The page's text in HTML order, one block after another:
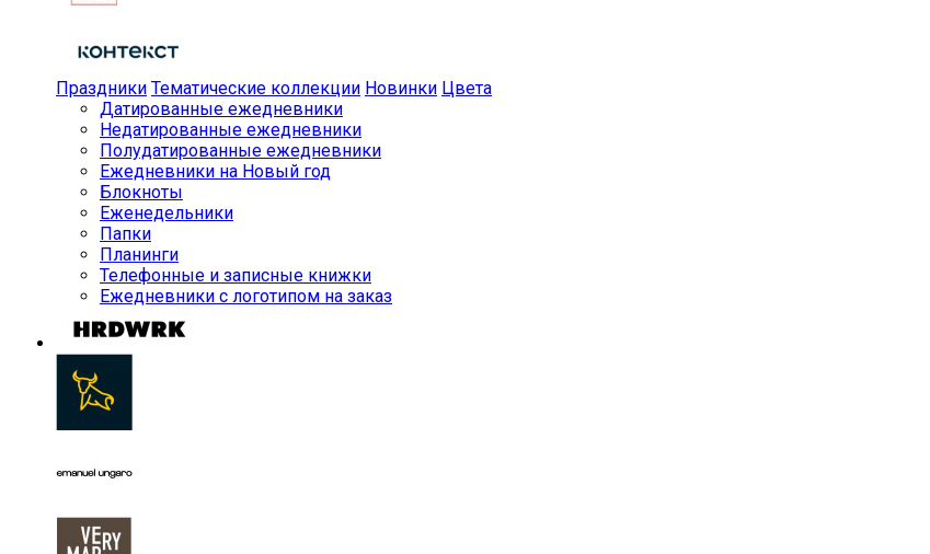
Праздники Тематические коллекции Новинки Цвета
Датированные ежедневники
Недатированные ежедневники
Полудатированные ежедневники
Ежедневники на Новый год
Блокноты
Еженедельники
Папки
Планинги
Телефонные и записные книжки
Ежедневники с логотипом на заказ